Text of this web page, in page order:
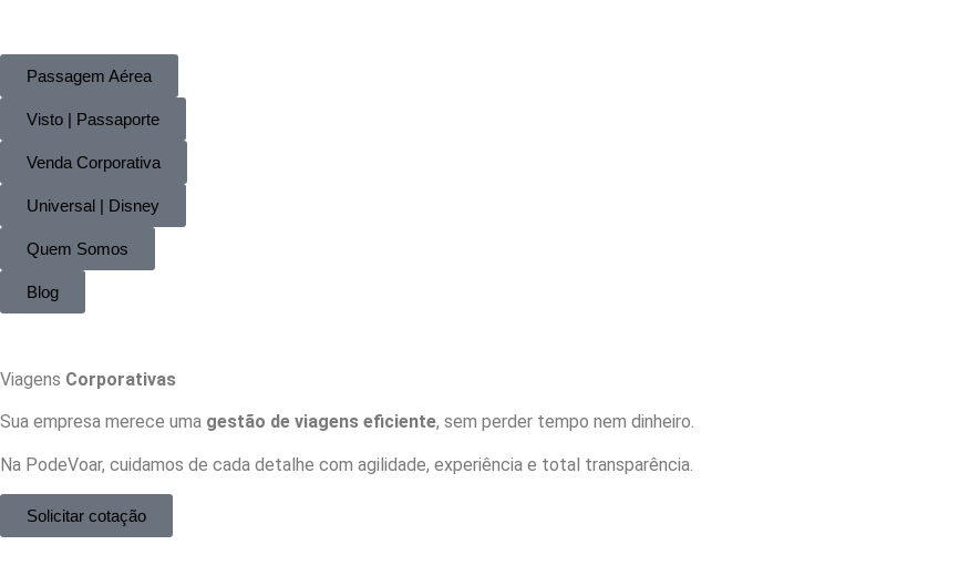
Passagem Aérea
Visto | Passaporte
Venda Corporativa
Universal | Disney
Quem Somos
Blog
Viagens Corporativas
Sua empresa merece uma gestão de viagens eficiente, sem perder tempo nem dinheiro.
Na PodeVoar, cuidamos de cada detalhe com agilidade, experiência e total transparência.
Solicitar cotação